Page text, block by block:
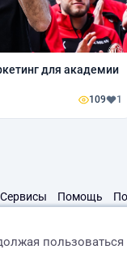
для академии
109 1
Сервисы Помощь